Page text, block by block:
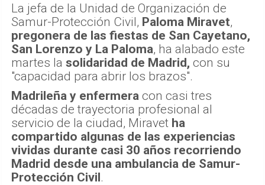
La jefa de la Unidad de Organización de
Samur-Protección Civil, Paloma Miravet,
pregonera de las fiestas de San Cayetano,
San Lorenzo y La Paloma, ha alabado este
martes la solidaridad de Madrid, con su
"capacidad para abrir los brazos".
Madrileña y enfermera con casi tres
décadas de trayectoria profesional al
servicio de la ciudad, Miravet ha
compartido algunas de las experiencias
vividas durante casi 30 años recorriendo
Madrid desde una ambulancia de Samur-
Protección Civil.